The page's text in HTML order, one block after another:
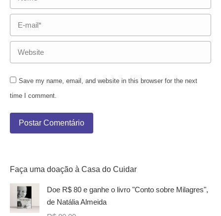
E-mail *
Website
Save my name, email, and website in this browser for the next
time I comment.
Postar Comentário
Faça uma doação à Casa do Cuidar
Doe R$ 80 e ganhe o livro "Conto sobre Milagres",
de Natália Almeida